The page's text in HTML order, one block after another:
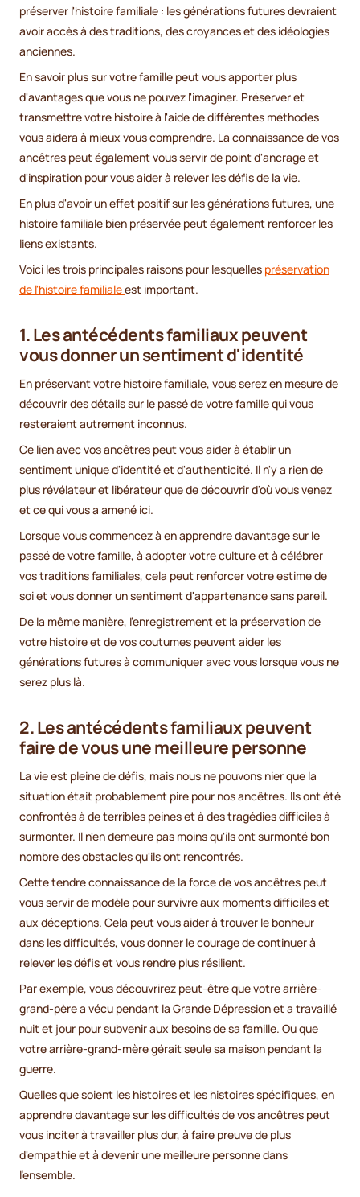
préserver l'histoire familiale : les générations futures devraient
avoir accès à des traditions, des croyances et des idéologies
anciennes.
En savoir plus sur votre famille peut vous apporter plus
d'avantages que vous ne pouvez l'imaginer. Préserver et
transmettre votre histoire à l'aide de différentes méthodes
vous aidera à mieux vous comprendre. La connaissance de vos
ancêtres peut également vous servir de point d'ancrage et
d'inspiration pour vous aider à relever les défis de la vie.
En plus d'avoir un effet positif sur les générations futures, une
histoire familiale bien préservée peut également renforcer les
liens existants.
Voici les trois principales raisons pour lesquelles préservation
de l'histoire familialeest important.
1. Les antécédents familiaux peuvent
vous donner un sentiment d'identité
En préservant votre histoire familiale, vous serez en mesure de
découvrir des détails sur le passé de votre famille qui vous
resteraient autrement inconnus.
Ce lien avec vos ancêtres peut vous aider à établir un
sentiment unique d'identité et d'authenticité. Il n'y a rien de
plus révélateur et libérateur que de découvrir d'où vous venez
et ce qui vous a amené ici.
Lorsque vous commencez à en apprendre davantage sur le
passé de votre famille, à adopter votre culture et à célébrer
vos traditions familiales, cela peut renforcer votre estime de
soi et vous donner un sentiment d'appartenance sans pareil.
De la même manière, l'enregistrement et la préservation de
votre histoire et de vos coutumes peuvent aider les
générations futures à communiquer avec vous lorsque vous ne
serez plus là.
2. Les antécédents familiaux peuvent
faire de vous une meilleure personne
La vie est pleine de défis, mais nous ne pouvons nier que la
situation était probablement pire pour nos ancêtres. Ils ont été
confrontés à de terribles peines et à des tragédies difficiles à
surmonter. Il n'en demeure pas moins qu'ils ont surmonté bon
nombre des obstacles qu'ils ont rencontrés.
Cette tendre connaissance de la force de vos ancêtres peut
vous servir de modèle pour survivre aux moments difficiles et
aux déceptions. Cela peut vous aider à trouver le bonheur
dans les difficultés, vous donner le courage de continuer à
relever les défis et vous rendre plus résilient.
Par exemple, vous découvrirez peut-être que votre arrière-
grand-père a vécu pendant la Grande Dépression et a travaillé
nuit et jour pour subvenir aux besoins de sa famille. Ou que
votre arrière-grand-mère gérait seule sa maison pendant la
guerre.
Quelles que soient les histoires et les histoires spécifiques, en
apprendre davantage sur les difficultés de vos ancêtres peut
vous inciter à travailler plus dur, à faire preuve de plus
d'empathie et à devenir une meilleure personne dans
l'ensemble.